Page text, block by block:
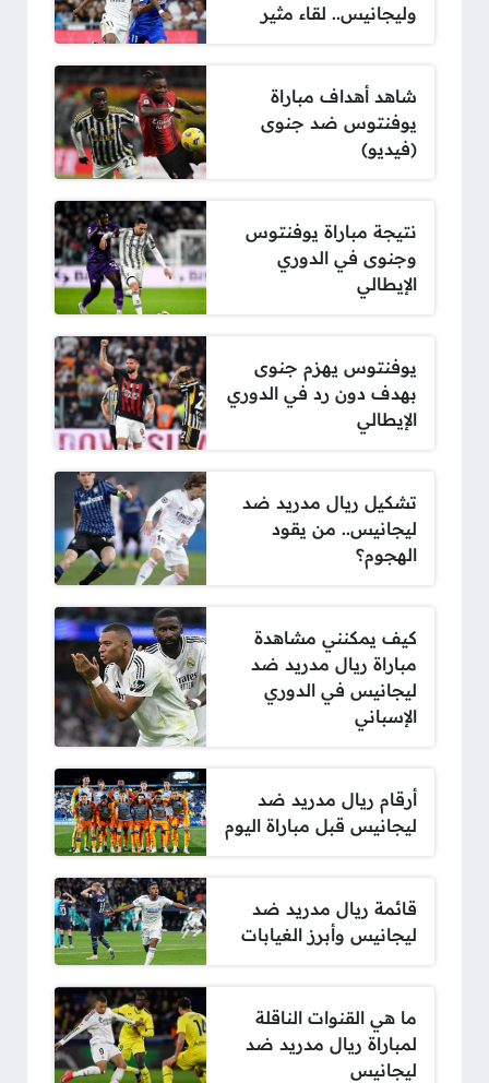
وليجانيس.. لقاء مثير
شاهد أهداف مباراة
يوفنتوس ضد جنوى
(فيديو)
نتيجة مباراة يوفنتوس
وجنوى في الدوري
الإيطالي
يوفنتوس يهزم جنوى
بهدف دون رد في الدوري
الإيطالي
تشكيل ريال مدريد ضد
ليجانيس.. من يقود
الهجوم؟
كيف يمكنني مشاهدة
مباراة ريال مدريد ضد
ليجانيس في الدوري
الإسباني
أرقام ريال مدريد ضد
ليجانيس قبل مباراة اليوم
قائمة ريال مدريد ضد
ليجانيس وأبرز الغيابات
ما هي القنوات الناقلة
لمباراة ريال مدريد ضد
ليجانيس